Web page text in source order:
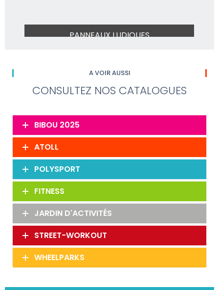
PANNEAUX LUDIQUES
A VOIR AUSSI
CONSULTEZ NOS CATALOGUES
BIBOU 2025
ATOLL
POLYSPORT
FITNESS
JARDIN D'ACTIVITÉS
STREET-WORKOUT
WHEELPARKS